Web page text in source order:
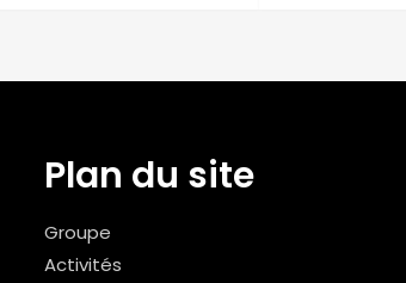
Plan du site
Groupe
Activités